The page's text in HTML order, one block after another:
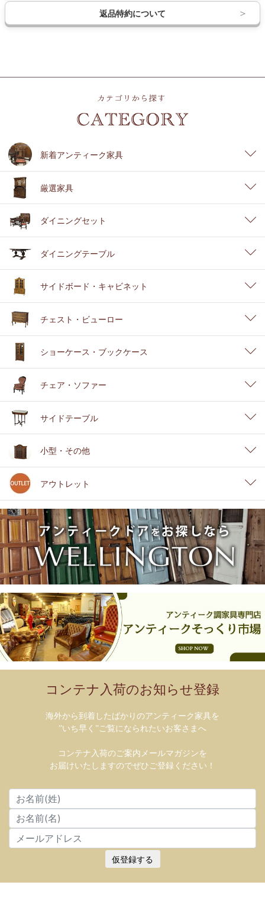
返品特約について
新着アンティーク家具
厳選家具
ダイニングセット
ダイニングテーブル
サイドボード・キャビネット
チェスト・ビューロー
ショーケース・ブックケース
チェア・ソファー
サイドテーブル
小型・その他
アウトレット
コンテナ入荷のお知らせ登録
海外から到着したばかりのアンティーク家具を
”いち早く”ご覧になられたいお客さまへ
コンテナ入荷のご案内メールマガジンを
お届けいたしますのでぜひご登録ください！
仮登録する